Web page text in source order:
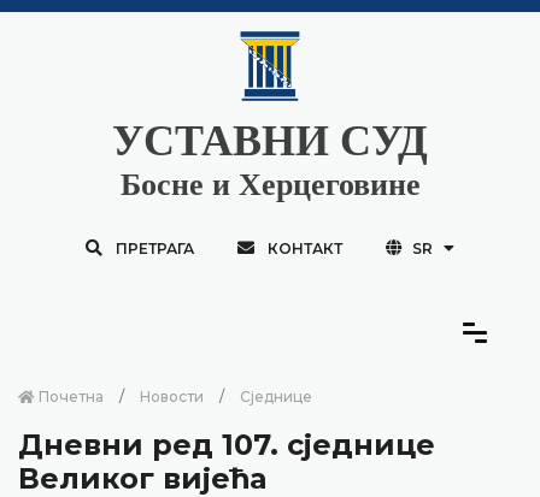
УСТАВНИ СУД
Босне и Херцеговине
ПРЕТРАГА КОНТАКТ SR
Почетна Новости Сједнице
Дневни ред 107. сједнице
Великог вијећа